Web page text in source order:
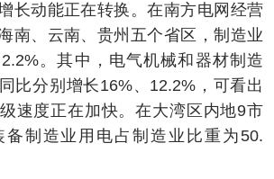
长动能正在转换。在南方电网经营
南、云南、贵州五个省区，制造业
。其中，电气机械和器材制造
比分别增长16%、12.2%，可看出
速度正在加快。在大湾区内地9市
备制造业用电占制造业比重为50.